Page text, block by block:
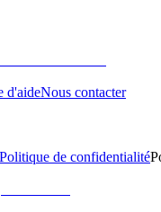
d'aideNous contacter
Politique de confidentialité